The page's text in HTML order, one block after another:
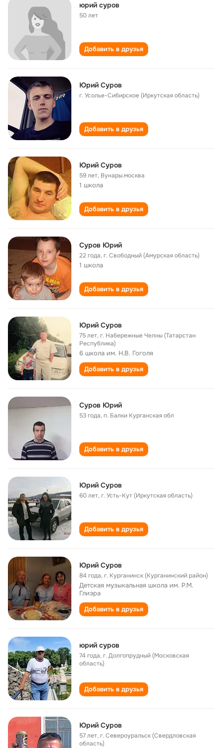
юрий суров
50 лет
Добавить в друзья
Юрий Суров
г. Усолье-Сибирское (Иркутская область)
Добавить в друзья
Юрий Суров
59 лет, Вунары.москва
1 школа
Добавить в друзья
Суров Юрий
22 года,г. Свободный (Амурская область)
1 школа
Добавить в друзья
Юрий Суров
75 лет,г. Набережные Челны (Татарстан
Республика)
6 школа им. Н.В. Гоголя
Добавить в друзья
Суров Юрий
53 года,п. Балки Курганская обл
Добавить в друзья
Юрий Суров
60 лет,г. Усть-Кут (Иркутская область)
Добавить в друзья
Юрий Суров
84 года,г. Курганинск (Курганинский район)
Детская музыкальная школа им. Р.М.
Глиэра
Добавить в друзья
юрий суров
74 года,г. Долгопрудный (Московская
область)
Добавить в друзья
Юрий Суров
57 лет,г. Североуральск (Свердловская
область)